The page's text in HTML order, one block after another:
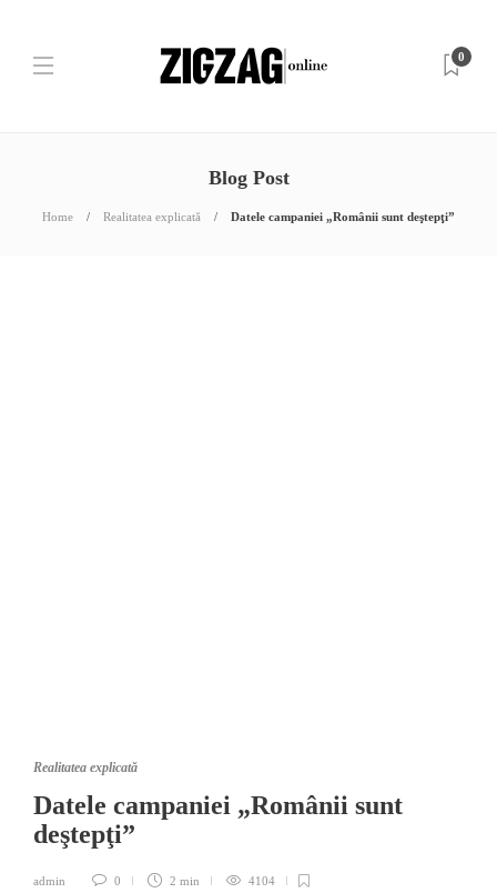
0
Blog Post
Home Realitatea explicată Datele campaniei „Românii sunt deştepţi”
Realitatea explicată
Datele campaniei „Românii sunt
deştepţi”
admin 0 2 min 4104